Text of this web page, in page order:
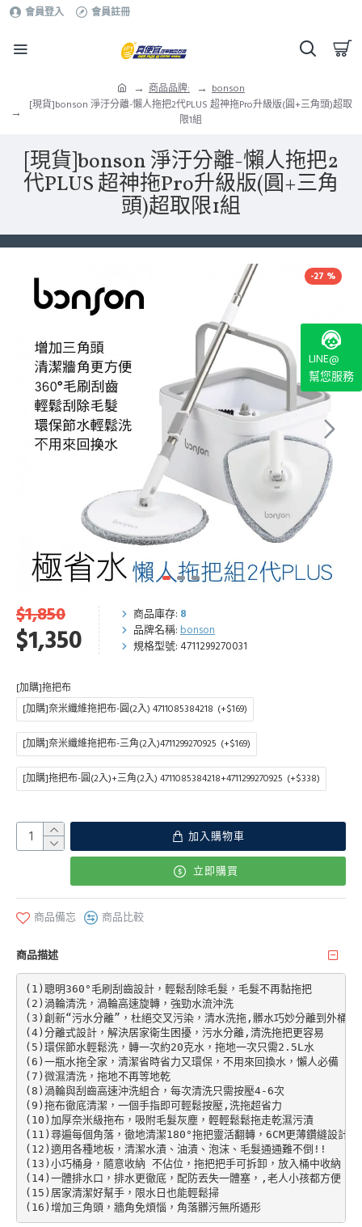
會員登入 會員註冊
商品品牌:
bonson
[現貨]bonson 淨汙分離-懶人拖把2代PLUS 超神拖Pro升級版(圓+三角頭)超取
限1組
[現貨]bonson 淨汙分離-懶人拖把2
代PLUS 超神拖Pro升級版(圓+三角
頭)超取限1組
-27 %
$1,350
$1,850 商品庫存: 8
品牌名稱: bonson
規格型號: 4711299270031
[加購]拖把布
[加購]奈米纖維拖把布-圓(2入) 4711085384218 (+$169)
[加購]奈米纖維拖把布-三角(2入)4711299270925 (+$169)
[加購]拖把布-圓(2入)+三角(2入) 4711085384218+4711299270925 (+$338)
加入購物車
立即購買
商品備忘 商品比較
商品描述
(1)聰明360°毛刷刮齒設計，輕鬆刮除毛髮，毛髮不再黏拖把
(2)渦輪清洗，渦輪高速旋轉，強勁水流沖洗
(3)創新“污水分離”，杜絕交叉污染，清水洗拖,髒水巧妙分離到外桶
(4)分離式設計，解決居家衛生困擾，污水分離,清洗拖把更容易
(5)環保節水輕鬆洗，轉一次約20克水，拖地一次只需2.5L水
(6)一瓶水拖全家，清潔省時省力又環保，不用來回換水，懶人必備
(7)微濕清洗，拖地不再等地乾
(8)渦輪與刮齒高速沖洗組合，每次清洗只需按壓4-6次
(9)拖布徹底清潔，一個手指即可輕鬆按壓,洗拖超省力
(10)加厚奈米級拖布，吸附毛髮灰塵，輕輕鬆鬆拖走乾濕污漬
(11)尋遍每個角落，徹地清潔180°拖把靈活翻轉，6CM更薄鑽縫設計
(12)適用各種地板，清潔水漬、油漬、泡沫、毛髮通通難不倒!!
(13)小巧桶身，隨意收納 不佔位，拖把把手可拆卸，放入桶中收納
(14)一體排水口，排水更徹底，配防丟失一體塞，,老人小孩都方便
(15)居家清潔好幫手，限水日也能輕鬆掃
(16)增加三角頭，牆角免煩惱，角落髒污無所遁形
LINE@
幫您服務